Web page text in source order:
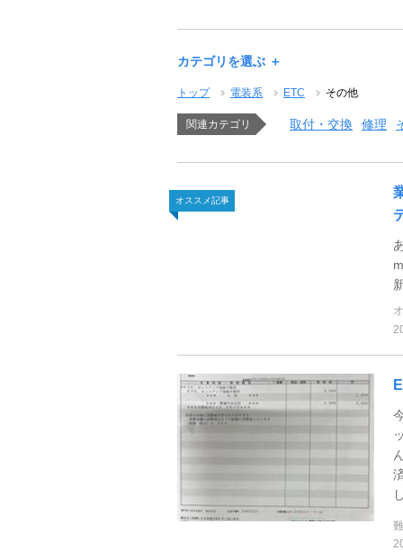
カテゴリを選ぶ ＋
トップ 電装系 ETC その他
関連カテゴリ 取付・交換 修理
オススメ記事